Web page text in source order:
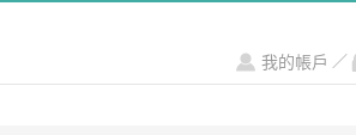
我的帳戶 ／